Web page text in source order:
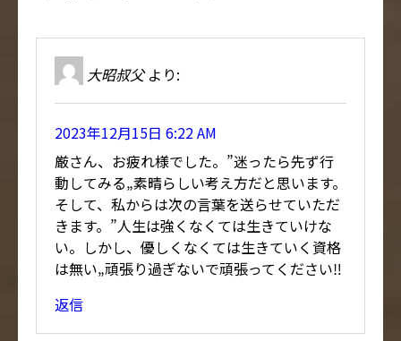
大昭叔父 より:
2023年12月15日 6:22 AM
厳さん、お疲れ様でした。”迷ったら先ず行
動してみる„素晴らしい考え方だと思います。
そして、私からは次の言葉を送らせていただ
きます。”人生は強くなくては生きていけな
い。しかし、優しくなくては生きていく資格
は無い„頑張り過ぎないで頑張ってください‼️
返信